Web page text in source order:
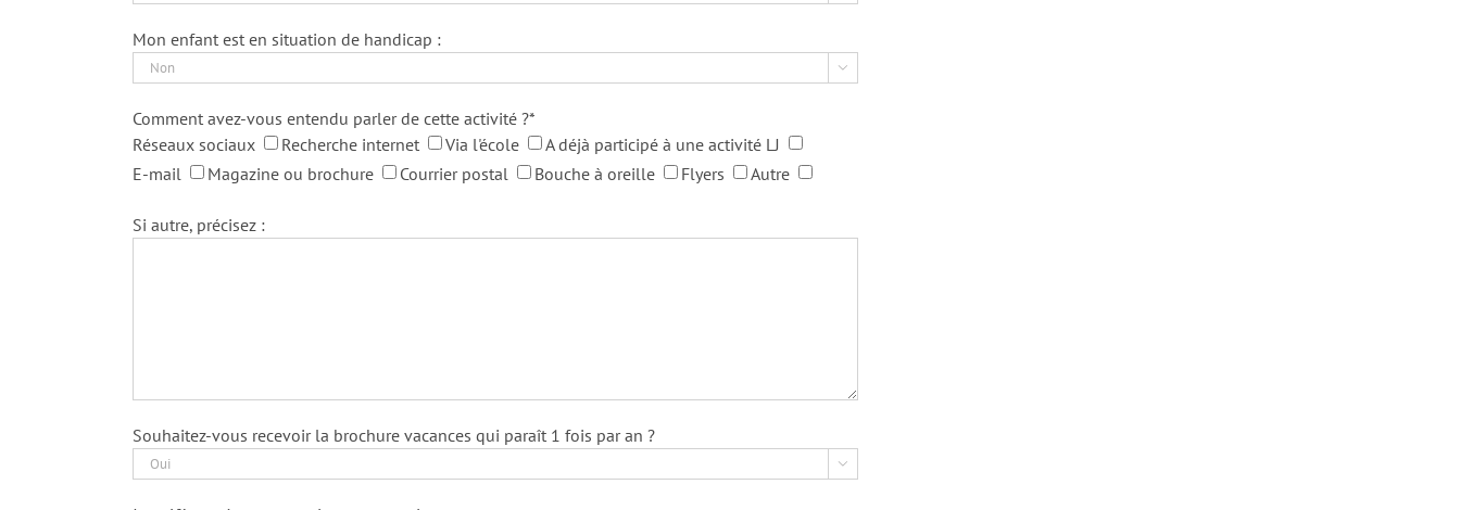
Mon enfant est en situation de handicap :

Comment avez-vous entendu parler de cette activité ?*
Réseaux sociaux
Recherche internet Via l'école
A déjà participé à une activité LJ
E-mail
Magazine ou brochure Courrier postal Bouche à oreille Flyers Autre
Si autre, précisez :
Souhaitez-vous recevoir la brochure vacances qui paraît 1 fois par an ?
